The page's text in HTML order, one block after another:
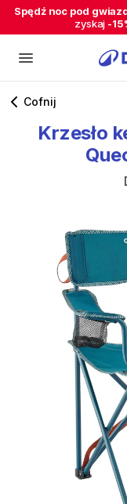
Spędź noc pod
zyskaj -
Cofnij
Krzesło